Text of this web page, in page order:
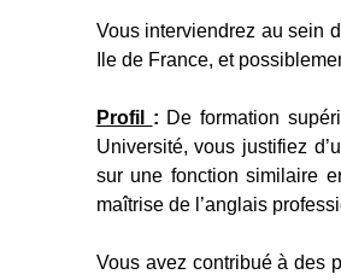
Vous interviendrez au sein
Ile de France, et
Profil : De formation
Université, vous justifiez
sur une fonction similaire
maîtrise de l’anglais
Vous avez contribué à des